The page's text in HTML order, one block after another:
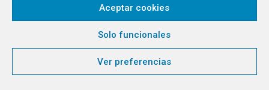
Aceptar cookies
Solo funcionales
Ver preferencias
¡Nos encanta saber de ti!